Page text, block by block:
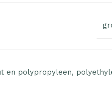
en polypropyleen,